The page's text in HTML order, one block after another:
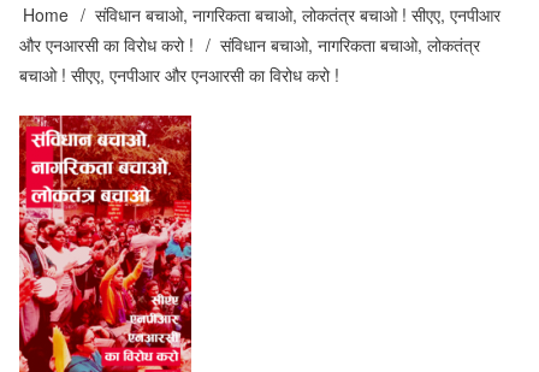
Breadcrumb
Home
संविधान बचाओ, नागरिकता बचाओ, लोकतंत्र बचाओ ! सीएए, एनपीआर
और एनआरसी का विरोध करो !
संविधान बचाओ, नागरिकता बचाओ, लोकतंत्र
बचाओ ! सीएए, एनपीआर और एनआरसी का विरोध करो !